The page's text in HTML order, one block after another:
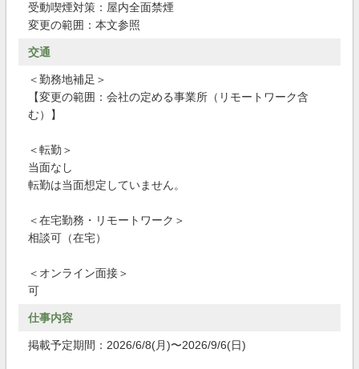
受動喫煙対策：屋内全面禁煙
変更の範囲：本文参照
交通
＜勤務地補足＞
【変更の範囲：会社の定める事業所（リモートワーク含
む）】
＜転勤＞
当面なし
転勤は当面想定していません。
＜在宅勤務・リモートワーク＞
相談可（在宅）
＜オンライン面接＞
可
仕事内容
掲載予定期間：2026/6/8(月)〜2026/9/6(日)